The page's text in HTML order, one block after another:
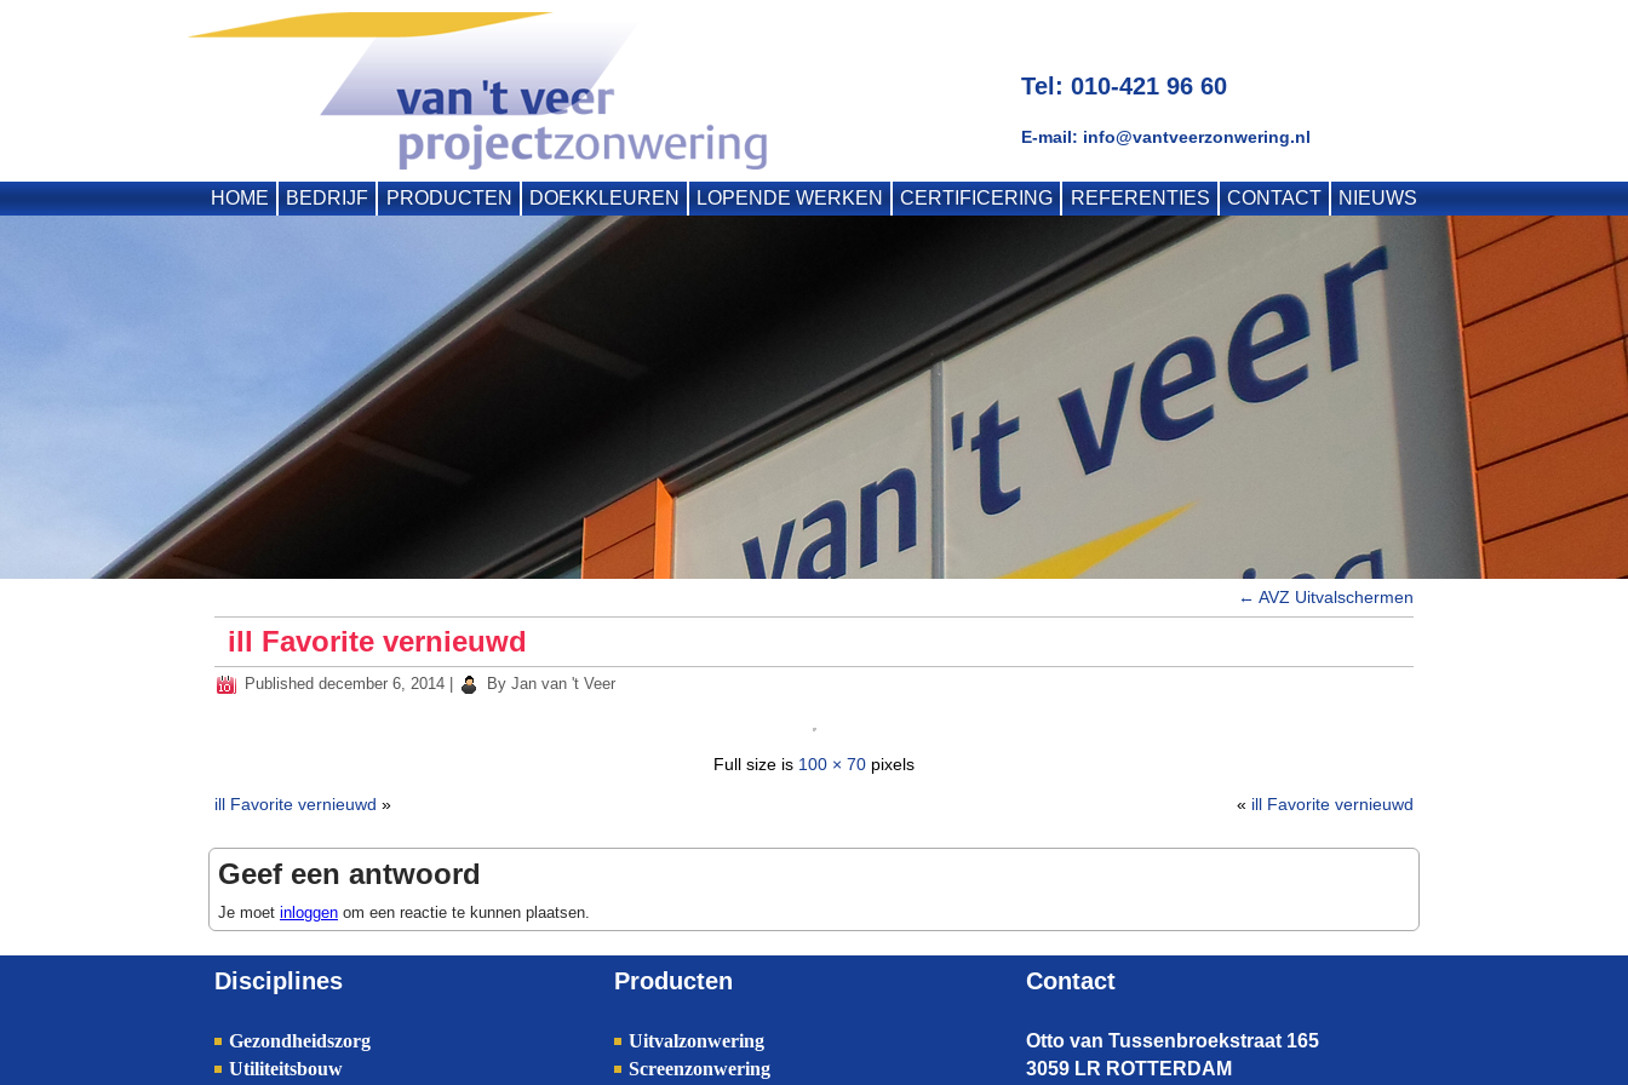
Tel: 010-421 96 60
E-mail: info@vantveerzonwering.nl
HOME BEDRIJF PRODUCTEN DOEKKLEUREN LOPENDE WERKEN CERTIFICERING REFERENTIES CONTACT NIEUWS
← AVZ Uitvalschermen
ill Favorite vernieuwd
Published december 6, 2014 By Jan van 't Veer
Full size is 100 × 70 pixels
ill Favorite vernieuwd » « ill Favorite vernieuwd
Geef een antwoord
Je moet inloggen om een reactie te kunnen plaatsen.
Disciplines
Gezondheidszorg
Utiliteitsbouw
Producten
Uitvalzonwering
Screenzonwering
Contact
Otto van Tussenbroekstraat 165
3059 LR ROTTERDAM